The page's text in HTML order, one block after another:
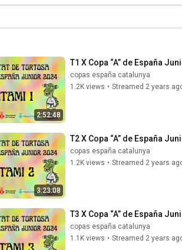
2:52:48
T1 X Copa “A” de España
copas españa catalunya
1.2K views • Streamed 2 years
3:23:08
T2 X Copa “A” de España
copas españa catalunya
1.2K views • Streamed 2 years
T3 X Copa “A” de España
copas españa catalunya
1.1K views • Streamed 2 years